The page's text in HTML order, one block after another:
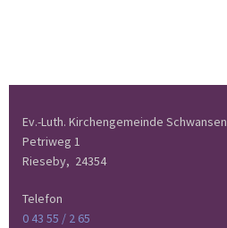
Ev.-Luth. Kirchengemeinde Schwansen
Petriweg 1
Rieseby, 24354
Telefon
0 43 55 / 2 65